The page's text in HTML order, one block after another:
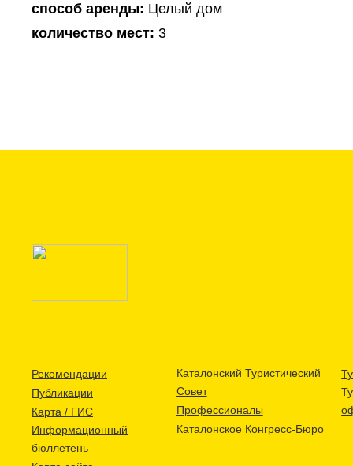
способ аренды: Целый дом
количество мест: 3
Рекомендации
Публикации
Карта / ГИС
Информационный
бюллетень
Каталонский Туристический
Совет
Профессионалы
Каталонское Конгресс-Бюро